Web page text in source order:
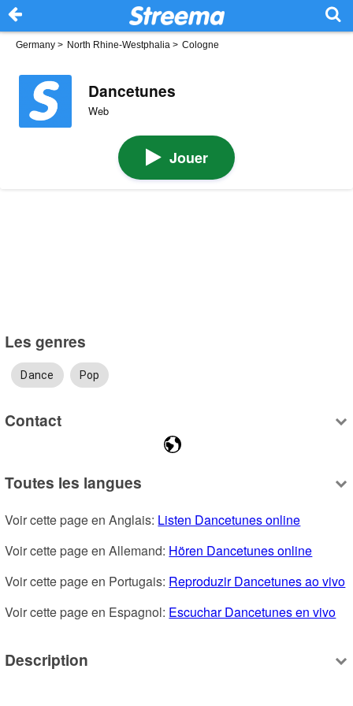
Germany > North Rhine-Westphalia > Cologne
Dancetunes
Web
Jouer
Les genres
Dance Pop
Contact
Toutes les langues
Voir cette page en Anglais: Listen Dancetunes online
Voir cette page en Allemand: Hören Dancetunes online
Voir cette page en Portugais: Reproduzir Dancetunes ao vivo
Voir cette page en Espagnol: Escuchar Dancetunes en vivo
Description